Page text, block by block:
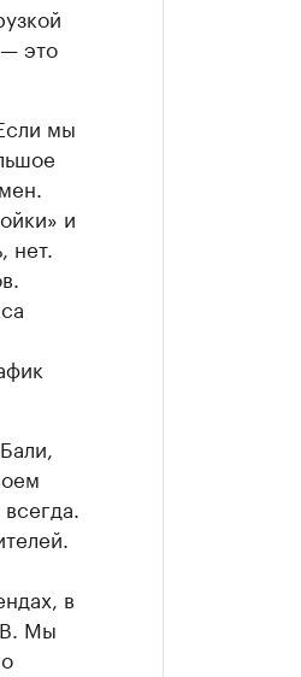
это
мы
и
нет.
в
Мы